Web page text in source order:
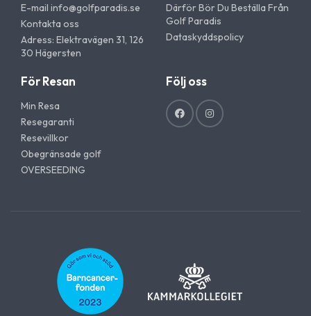
E-mail info@golfparadis.se
Kontakta oss
Adress: Elektravägen 31, 126
30 Hägersten
Därför Bör Du Beställa Från
Golf Paradis
Dataskyddspolicy
För Resan
Min Resa
Resegaranti
Resevillkor
Obegränsade golf
OVERSEEDING
Följ oss